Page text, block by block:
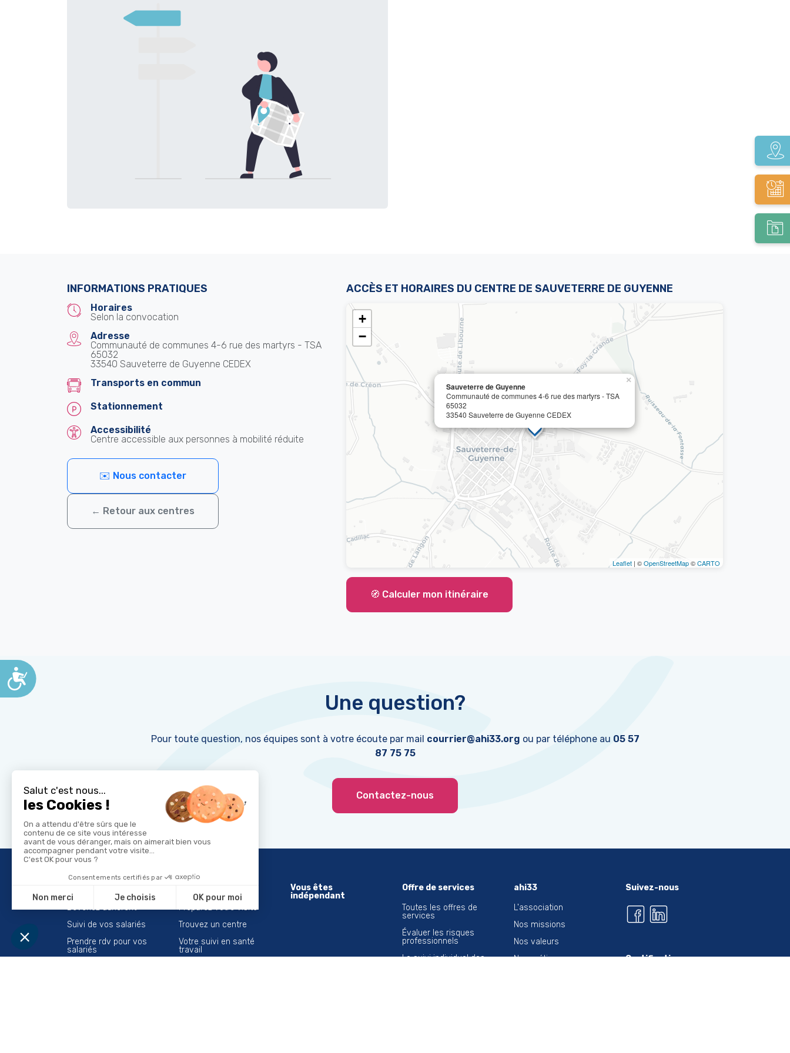
Accessibilité
INFORMATIONS PRATIQUES
Horaires
Selon la convocation
Adresse
Communauté de communes 4-6 rue des martyrs - TSA
65032
33540 Sauveterre de Guyenne CEDEX
Transports en commun
Stationnement
Accessibilité
Centre accessible aux personnes à mobilité réduite
✉️ Nous contacter
← Retour aux centres
ACCÈS ET HORAIRES DU CENTRE DE SAUVETERRE DE GUYENNE
Sauveterre de Guyenne
Communauté de communes 4-6 rue des martyrs - TSA
65032
33540 Sauveterre de Guyenne CEDEX
×
+
−
Leaflet | ©OpenStreetMap©CARTO
🧭 Calculer mon itinéraire
Une question?
Pour toute question, nos équipes sont à votre écoute par mail courrier@ahi33.org ou par téléphone au 05 57
87 75 75
Contactez-nous
Devenez adhérent
Suivi de vos salariés
Prendre rdv pour vos
salariés
Préparez votre visite
Trouvez un centre
Votre suivi en santé
travail
Vous êtes
indépendant
Offre de services
Toutes les offres de
services
Évaluer les risques
professionnels
Le suivi individuel des
ahi33
L'association
Nos missions
Nos valeurs
Nos métiers
Suivez-nous
Certification